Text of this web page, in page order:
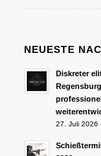
NEUESTE
Diskreter
27. Juli 2026